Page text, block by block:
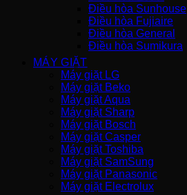
Điều hòa Sunhouse
Điều hòa Fujiaire
Điều hòa General
Điều hòa Sumikura
MÁY GIẶT
Máy giặt LG
Máy giặt Beko
Máy giặt Aqua
Máy giặt Sharp
Máy giặt Bosch
Máy giặt Casper
Máy giặt Toshiba
Máy giặt SamSung
Máy giặt Panasonic
Máy giặt Electrolux